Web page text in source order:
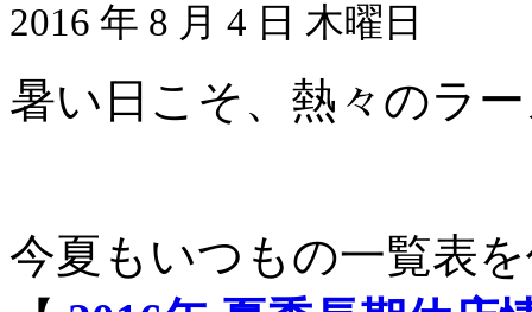
2016 年 8 月 4 日 木曜日
暑い日こそ、熱々のラ
今夏もいつもの一覧表